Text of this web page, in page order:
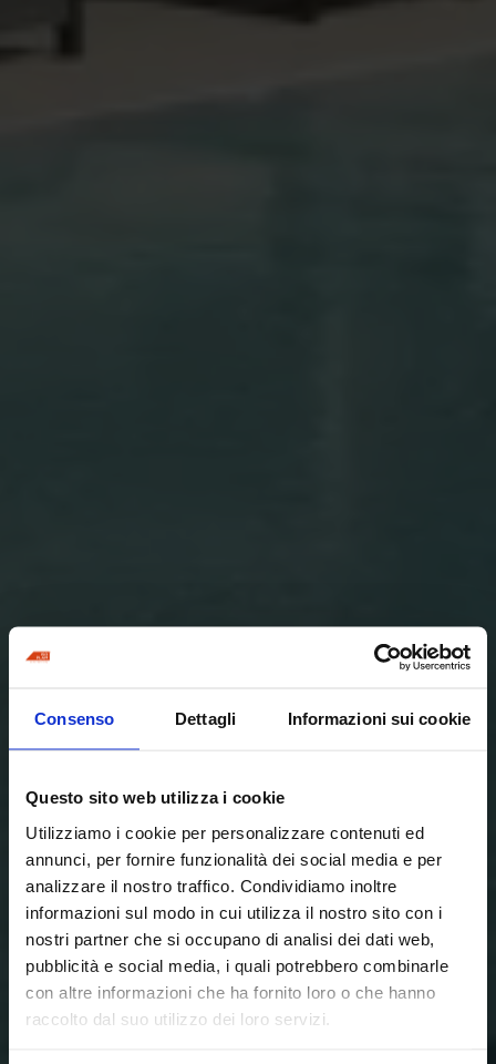
Consenso Dettagli Informazioni sui cookie
Questo sito web utilizza i cookie
Utilizziamo i cookie per personalizzare contenuti ed
annunci, per fornire funzionalità dei social media e per
analizzare il nostro traffico. Condividiamo inoltre
informazioni sul modo in cui utilizza il nostro sito con i
nostri partner che si occupano di analisi dei dati web,
pubblicità e social media, i quali potrebbero combinarle
con altre informazioni che ha fornito loro o che hanno
raccolto dal suo utilizzo dei loro servizi.